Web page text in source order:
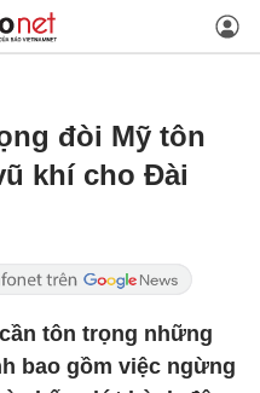
đòi Mỹ tôn
khí cho Đài
tôn trọng những
bao gồm việc ngừng